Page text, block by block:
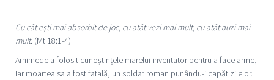
Cu cât ești mai absorbit de joc, cu atât vezi mai mult, cu atât auzi mai
mult. (Mt 18:1-4)
Arhimede a folosit cunoștințele marelui inventator pentru a face arme,
iar moartea sa a fost fatală, un soldat roman punându-i capăt zilelor.